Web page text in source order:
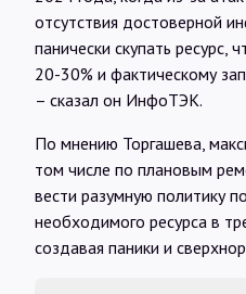
отсутствия достоверной
панически скупать ресурс,
20-30% и фактическому
– сказал он ИнфоТЭК.
По мнению Торгашева,
том числе по плановым
вести разумную политику
необходимого ресурса в
создавая паники и